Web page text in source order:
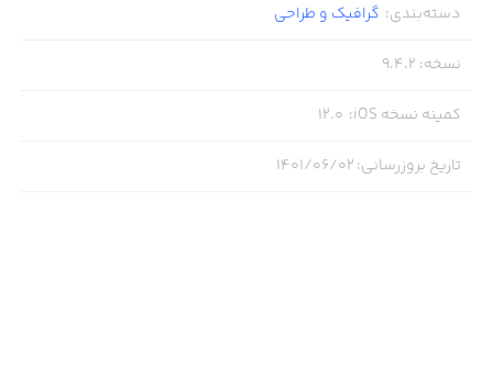
دسته‌بندی: گرافیک و طراحی
نسخه:
9.4.2
کمینه نسخه iOS :
12.0
تاریخ بروزرسانی:۱۴۰۱/۰۶/۰۲